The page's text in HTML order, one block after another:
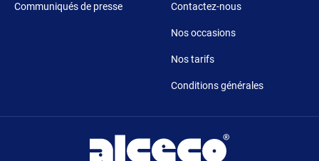
Communiqués de presse Contactez-nous
Nos occasions
Nos tarifs
Conditions générales